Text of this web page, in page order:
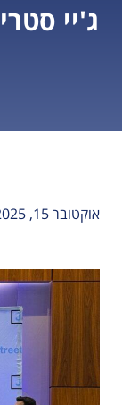
ג'יי
אוקטובר 15, 2025